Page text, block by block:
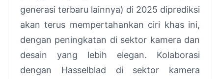
generasi terbaru lainnya) di 2025 diprediksi
akan terus mempertahankan ciri khas ini,
dengan peningkatan di sektor kamera dan
desain yang lebih elegan. Kolaborasi
dengan Hasselblad di sektor kamera